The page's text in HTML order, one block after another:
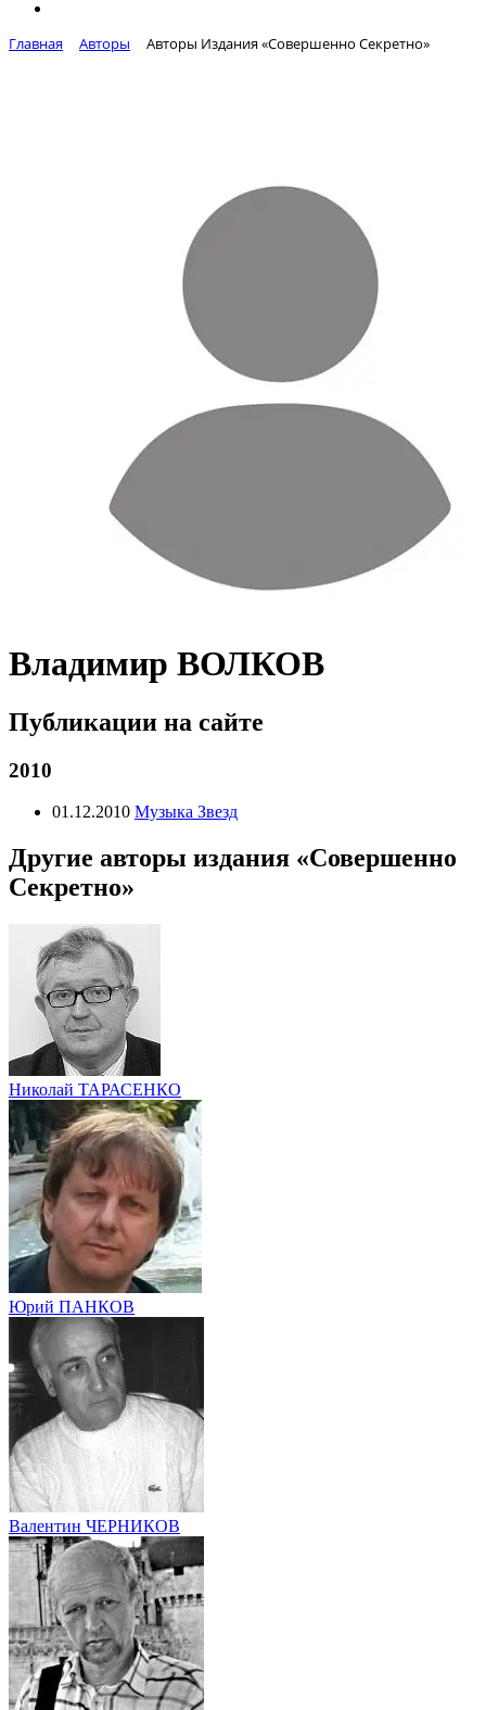
Главная Авторы Авторы Издания «Совершенно Секретно»
Владимир ВОЛКОВ
Публикации на сайте
2010
01.12.2010 Музыка Звезд
Другие авторы издания «Совершенно
Секретно»
Николай ТАРАСЕНКО
Юрий ПАНКОВ
Валентин ЧЕРНИКОВ